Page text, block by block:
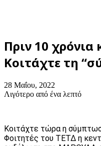
Πριν 10 χρόνια
Κοιτάχτε τη
28 Μαΐου, 2022
Λιγότερο από ένα λεπτό
Κοιτάχτε τώρα η
Φοιτητές του ΤΕΤΔ η